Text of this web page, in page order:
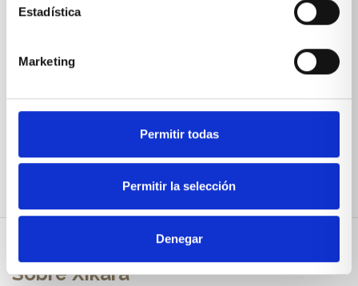
Estadística
Marketing
Permitir todas
Permitir la selección
Denegar
Sobre Xíkara